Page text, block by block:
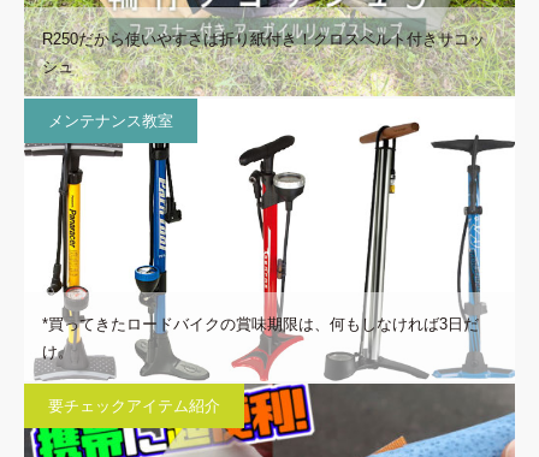
R250だから使いやすさは折り紙付き！クロスベルト付きサコッ
シュ
メンテナンス教室
*買ってきたロードバイクの賞味期限は、何もしなければ3日だ
け。
要チェックアイテム紹介